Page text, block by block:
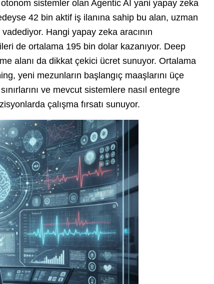
sistemler olan Agentic AI yani yapay zeka
42 bin aktif iş ilanına sahip bu alan, uzman
Hangi yapay zeka aracının
de ortalama 195 bin dolar kazanıyor. Deep
alanı da dikkat çekici ücret sunuyor. Ortalama
yeni mezunların başlangıç maaşlarını üçe
ve mevcut sistemlere nasıl entegre
çalışma fırsatı sunuyor.